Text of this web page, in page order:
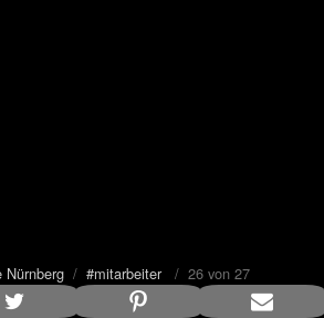
Nürnberg / #mitarbeiter / 26 von 27
Bildunterschrift anzeigen